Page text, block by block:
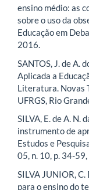
ensino médio: as
sobre o uso da
Educação em
2016.
SANTOS, J. de A.
Aplicada a
Literatura. Novas
UFRGS, Rio
SILVA, E. de A. N.
instrumento de
Estudos e
05, n. 10, p. 34-
SILVA JUNIOR,
para o ensino do